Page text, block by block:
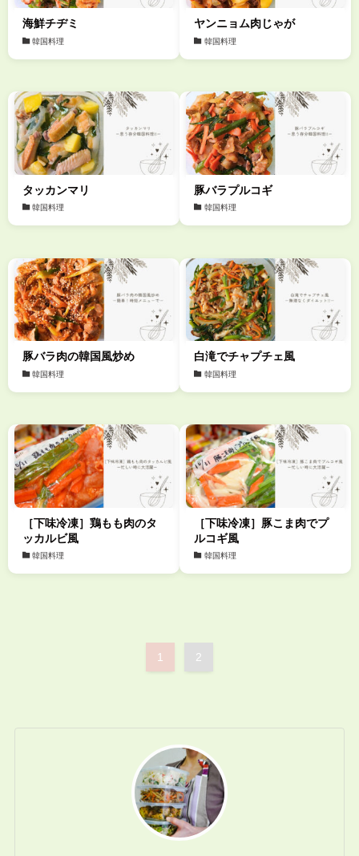
海鮮チヂミ
韓国料理
ヤンニョム肉じゃが
韓国料理
タッカンマリ
韓国料理
豚バラプルコギ
韓国料理
豚バラ肉の韓国風炒め
韓国料理
白滝でチャプチェ風
韓国料理
［下味冷凍］鶏もも肉のタ
ッカルビ風
韓国料理
［下味冷凍］豚こま肉でプ
ルコギ風
韓国料理
1 2